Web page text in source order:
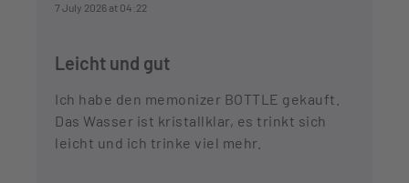
7 July 2026 at 04:22
Leicht und gut
Ich habe den memonizer BOTTLE gekauft.
Das Wasser ist kristallklar, es trinkt sich
leicht und ich trinke viel mehr.